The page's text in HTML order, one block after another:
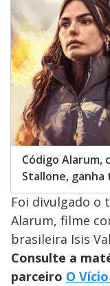
Código Alarum,
Stallone,
Foi divulgado o
Alarum, filme
brasileira Isis
Consulte a
parceiro O